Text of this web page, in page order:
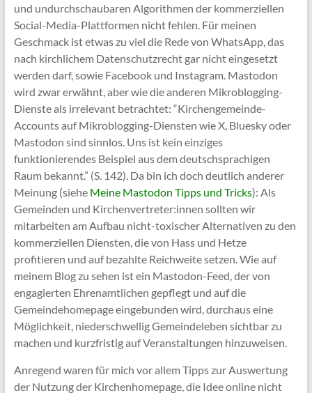
und undurchschaubaren Algorithmen der kommerziellen
Social-Media-Plattformen nicht fehlen. Für meinen
Geschmack ist etwas zu viel die Rede von WhatsApp, das
nach kirchlichem Datenschutzrecht gar nicht eingesetzt
werden darf, sowie Facebook und Instagram. Mastodon
wird zwar erwähnt, aber wie die anderen Mikroblogging-
Dienste als irrelevant betrachtet: “Kirchengemeinde-
Accounts auf Mikroblogging-Diensten wie X, Bluesky oder
Mastodon sind sinnlos. Uns ist kein einziges
funktionierendes Beispiel aus dem deutschsprachigen
Raum bekannt.” (S. 142). Da bin ich doch deutlich anderer
Meinung (siehe Meine Mastodon Tipps und Tricks): Als
Gemeinden und Kirchenvertreter:innen sollten wir
mitarbeiten am Aufbau nicht-toxischer Alternativen zu den
kommerziellen Diensten, die von Hass und Hetze
profitieren und auf bezahlte Reichweite setzen. Wie auf
meinem Blog zu sehen ist ein Mastodon-Feed, der von
engagierten Ehrenamtlichen gepflegt und auf die
Gemeindehomepage eingebunden wird, durchaus eine
Möglichkeit, niederschwellig Gemeindeleben sichtbar zu
machen und kurzfristig auf Veranstaltungen hinzuweisen.
Anregend waren für mich vor allem Tipps zur Auswertung
der Nutzung der Kirchenhomepage, die Idee online nicht